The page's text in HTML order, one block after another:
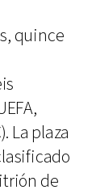
quince
La plaza
de